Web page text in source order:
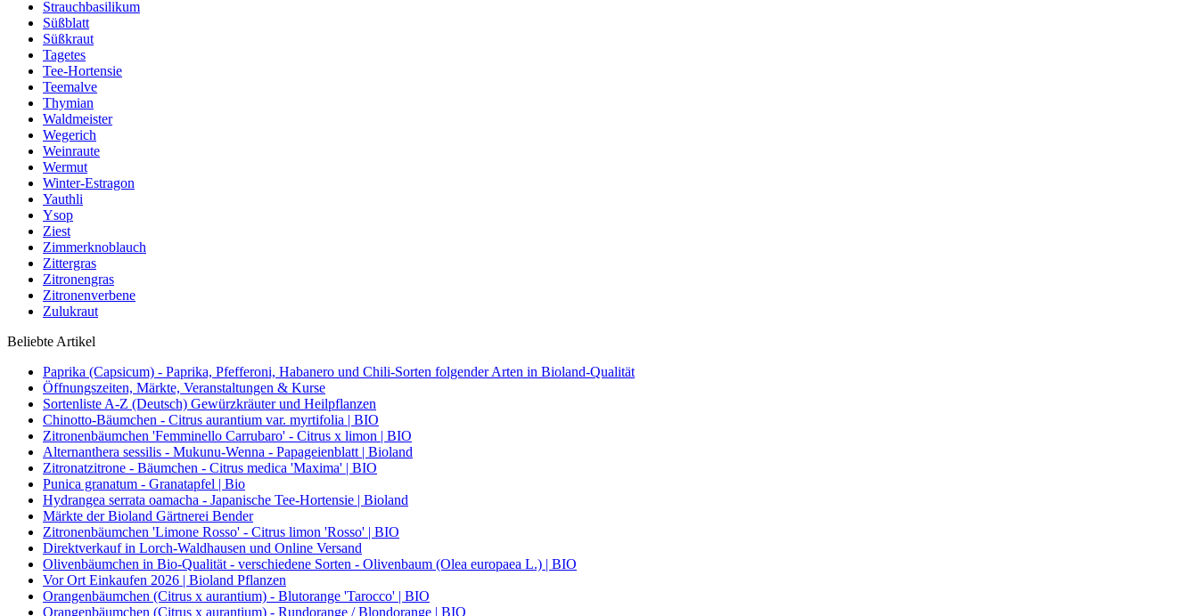
Strauchbasilikum
Süßblatt
Süßkraut
Tagetes
Tee-Hortensie
Teemalve
Thymian
Waldmeister
Wegerich
Weinraute
Wermut
Winter-Estragon
Yauthli
Ysop
Ziest
Zimmerknoblauch
Zittergras
Zitronengras
Zitronenverbene
Zulukraut
Beliebte Artikel
Paprika (Capsicum) - Paprika, Pfefferoni, Habanero und Chili-Sorten folgender Arten in Bioland-Qualität
Öffnungszeiten, Märkte, Veranstaltungen & Kurse
Sortenliste A-Z (Deutsch) Gewürzkräuter und Heilpflanzen
Chinotto-Bäumchen - Citrus aurantium var. myrtifolia | BIO
Zitronenbäumchen 'Femminello Carrubaro' - Citrus x limon | BIO
Alternanthera sessilis - Mukunu-Wenna - Papageienblatt | Bioland
Zitronatzitrone - Bäumchen - Citrus medica 'Maxima' | BIO
Punica granatum - Granatapfel | Bio
Hydrangea serrata oamacha - Japanische Tee-Hortensie | Bioland
Märkte der Bioland Gärtnerei Bender
Zitronenbäumchen 'Limone Rosso' - Citrus limon 'Rosso' | BIO
Direktverkauf in Lorch-Waldhausen und Online Versand
Olivenbäumchen in Bio-Qualität - verschiedene Sorten - Olivenbaum (Olea europaea L.) | BIO
Vor Ort Einkaufen 2026 | Bioland Pflanzen
Orangenbäumchen (Citrus x aurantium) - Blutorange 'Tarocco' | BIO
Orangenbäumchen (Citrus x aurantium) - Rundorange / Blondorange | BIO